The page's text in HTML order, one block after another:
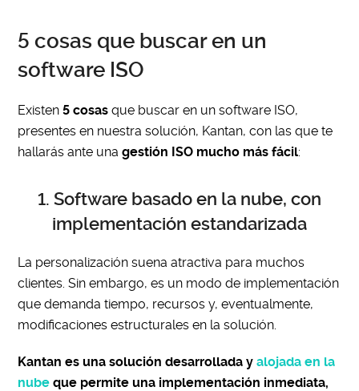
5 cosas que buscar en un
software ISO
Existen 5 cosas que buscar en un software ISO,
presentes en nuestra solución, Kantan, con las que te
hallarás ante unagestión ISO mucho más fácil:
1. Software basado en la nube, con
implementación estandarizada
La personalización suena atractiva para muchos
clientes. Sin embargo, es un modo de implementación
que demanda tiempo, recursos y, eventualmente,
modificaciones estructurales en la solución.
Kantan es una solución desarrollada yalojada en la
nube que permite una implementación inmediata,